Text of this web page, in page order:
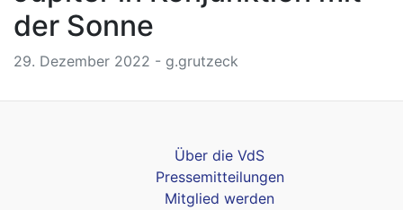
der Sonne
29. Dezember 2022 - g.grutzeck
Über die VdS
Pressemitteilungen
Mitglied werden